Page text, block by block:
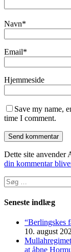
Navn*
Email*
Hjemmeside
Save my name,
time I comment.
Dette site anvender
din kommentar
Søg
efter:
Seneste indlæg
“Berlingskes
10. august
at åbne